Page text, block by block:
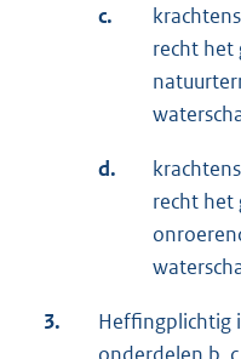
c.
recht het
d.
recht het
3.
Heffingplichtig